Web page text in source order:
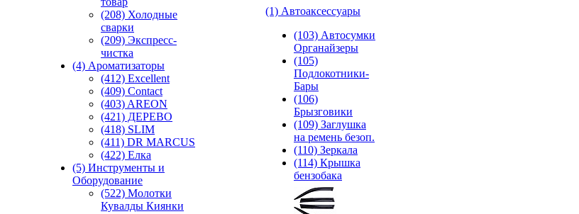
(208) Холодные
сварки
(209) Экспреcс-
чистка
(4) Ароматизаторы
(412) Excellent
(409) Contact
(403) AREON
(421) ДЕРЕВО
(418) SLIM
(411) DR MARCUS
(422) Елка
(5) Инструменты и
Оборудование
(522) Молотки
Кувалды Киянки
(1) Автоаксессуары
(103) Автосумки
Органайзеры
(105)
Подлокотники-
Бары
(106)
Брызговики
(109) Заглушка
на ремень безоп.
(110) Зеркала
(114) Крышка
бензобака